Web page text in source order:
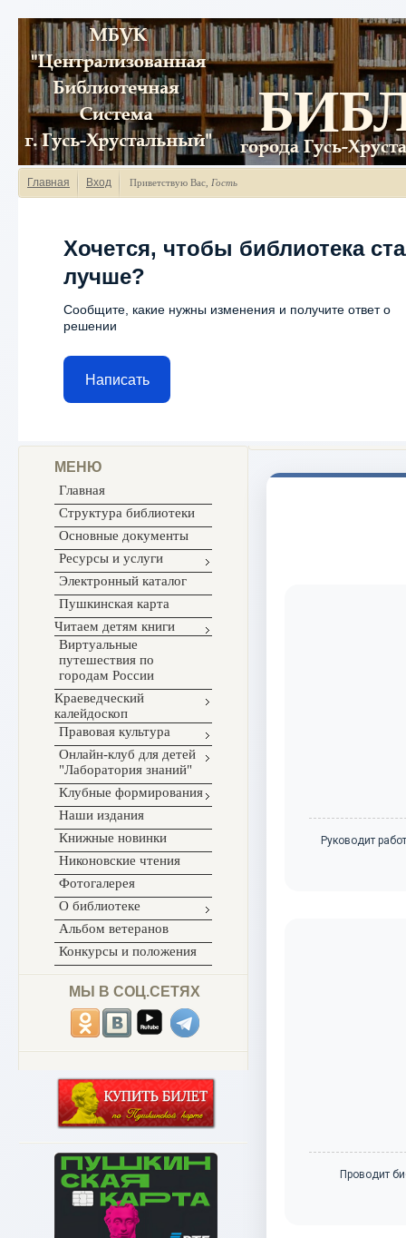
Главная Вход Приветствую Вас Гость
Хочется, чтобы библиотека
лучше?
Сообщите, какие нужны изменения и получите ответ о
решении
Написать
МЕНЮ
Главная
Структура библиотеки
Основные документы
Ресурсы и услуги
Электронный каталог
Пушкинская карта
Читаем детям книги
Виртуальные
путешествия по
городам России
Краеведческий
калейдоскоп
Правовая культура
Онлайн-клуб для детей
"Лаборатория знаний"
Клубные формирования
Наши издания
Книжные новинки
Никоновские чтения
Фотогалерея
О библиотеке
Альбом ветеранов
Конкурсы и положения
МЫ В СОЦ.СЕТЯХ
Руководит
Проводит